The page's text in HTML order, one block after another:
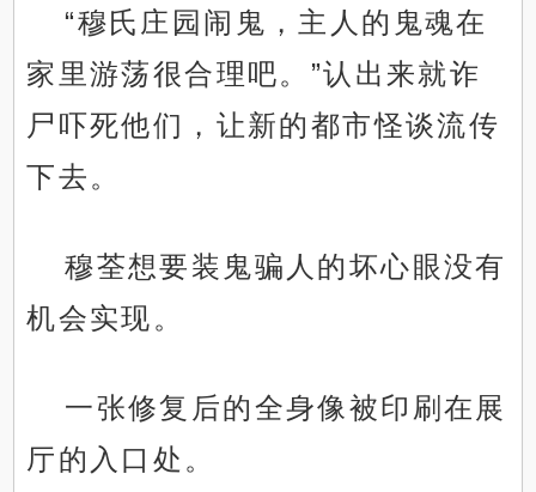
“穆氏庄园闹鬼，主人的鬼魂在
家里游荡很合理吧。”认出来就诈
尸吓死他们，让新的都市怪谈流传
下去。
穆荃想要装鬼骗人的坏心眼没有
机会实现。
一张修复后的全身像被印刷在展
厅的入口处。